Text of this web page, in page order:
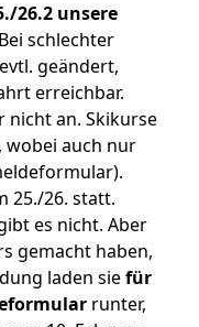
26.2 unsere
schlechter
geändert,
erreichbar.
nicht an. Skikurse
wobei auch nur
25./26. statt.
es nicht. Aber
gemacht haben,
laden siefür
runter,